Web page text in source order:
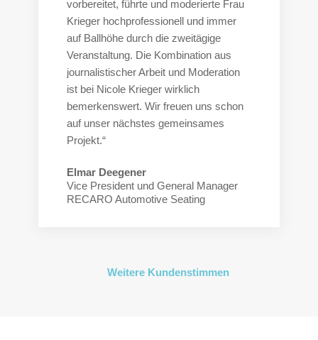
vorbereitet, führte und moderierte Frau
Krieger hochprofessionell und immer
auf Ballhöhe durch die zweitägige
Veranstaltung. Die Kombination aus
journalistischer Arbeit und Moderation
ist bei Nicole Krieger wirklich
bemerkenswert. Wir freuen uns schon
auf unser nächstes gemeinsames
Projekt.“
Elmar Deegener
Vice President und General Manager
RECARO Automotive Seating
Weitere Kundenstimmen